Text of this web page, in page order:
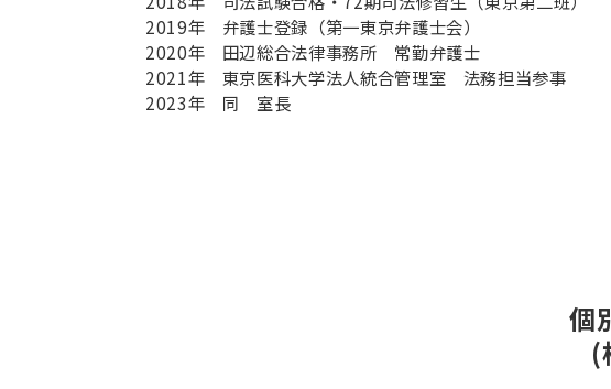
2019年 弁護士登録（第一東京弁護士会）
2020年 田辺総合法律事務所 常勤弁護士
2021年 東京医科大学法人統合管理室 法務担当参事
2023年 同 室長
個
(